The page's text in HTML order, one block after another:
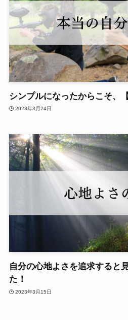
シンプルになったからこそ、
2023年3月24日
自分の心地よさを追求すると
た！
2023年3月15日